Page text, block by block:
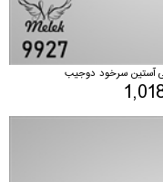
آستین سرخود دوجیب